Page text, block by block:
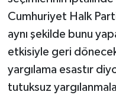
Cumhuriyet Halk
aynı şekilde bunu
etkisiyle geri
yargılama esastır
tutuksuz